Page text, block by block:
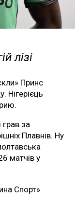
лізі
Принс
Нігерієць
грав за
Плавнів. Ну
матчів у
Спорт»